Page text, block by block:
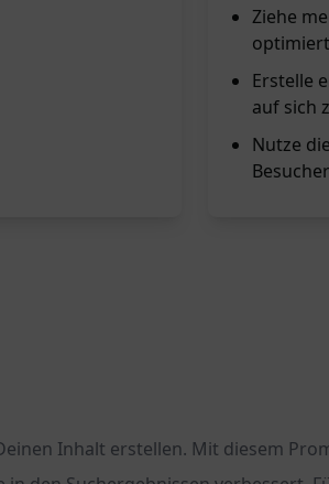
Ziehe
Erstelle
auf sich
Nutze
Inhalt erstellen. Mit diesem